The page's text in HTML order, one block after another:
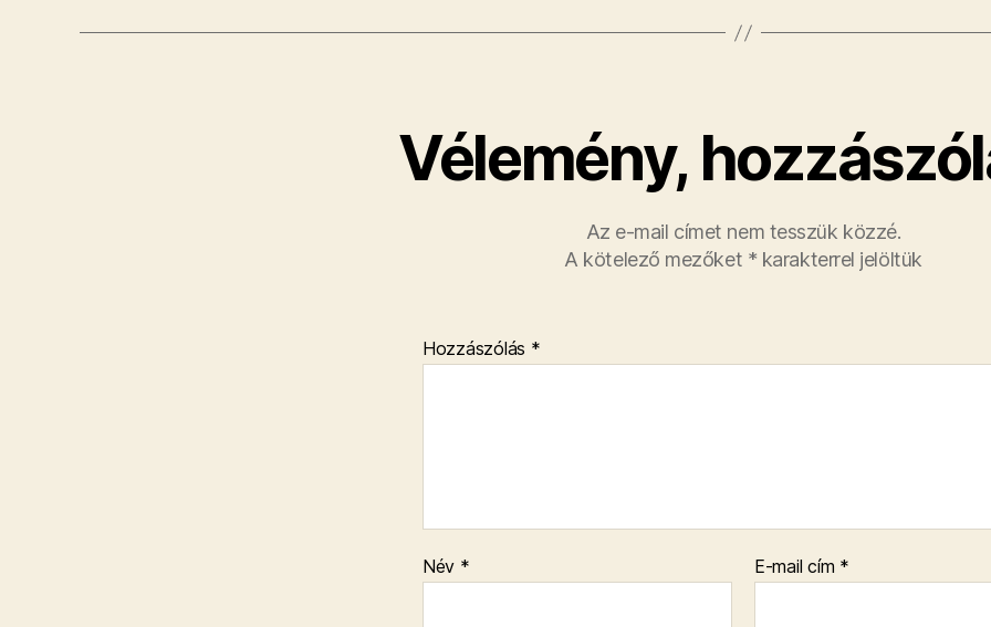
Vélemény,
Az e-mail címet nem tesszük közzé.
A kötelező mezőket * karakterrel jelöltük
Hozzászólás *
Név * E-mail cím *